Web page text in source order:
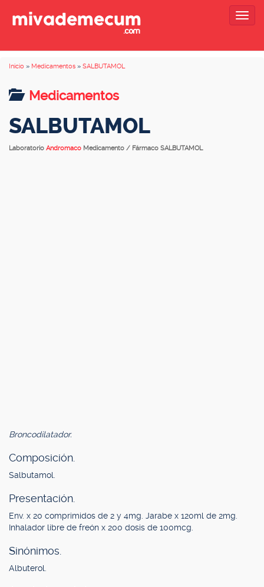
Inicio » Medicamentos » SALBUTAMOL
Medicamentos
SALBUTAMOL
Laboratorio Andromaco Medicamento / Fármaco SALBUTAMOL
Broncodilatador.
Composición.
Salbutamol.
Presentación.
Env. x 20 comprimidos de 2 y 4mg. Jarabe x 120ml de 2mg.
Inhalador libre de freón x 200 dosis de 100mcg.
Sinónimos.
Albuterol.